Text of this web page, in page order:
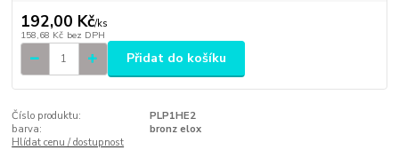
192,00 Kč/ks
158,68 Kč bez DPH
Přidat do košíku
Číslo produktu:
PLP1HE2
barva:
bronz elox
Hlídat cenu / dostupnost